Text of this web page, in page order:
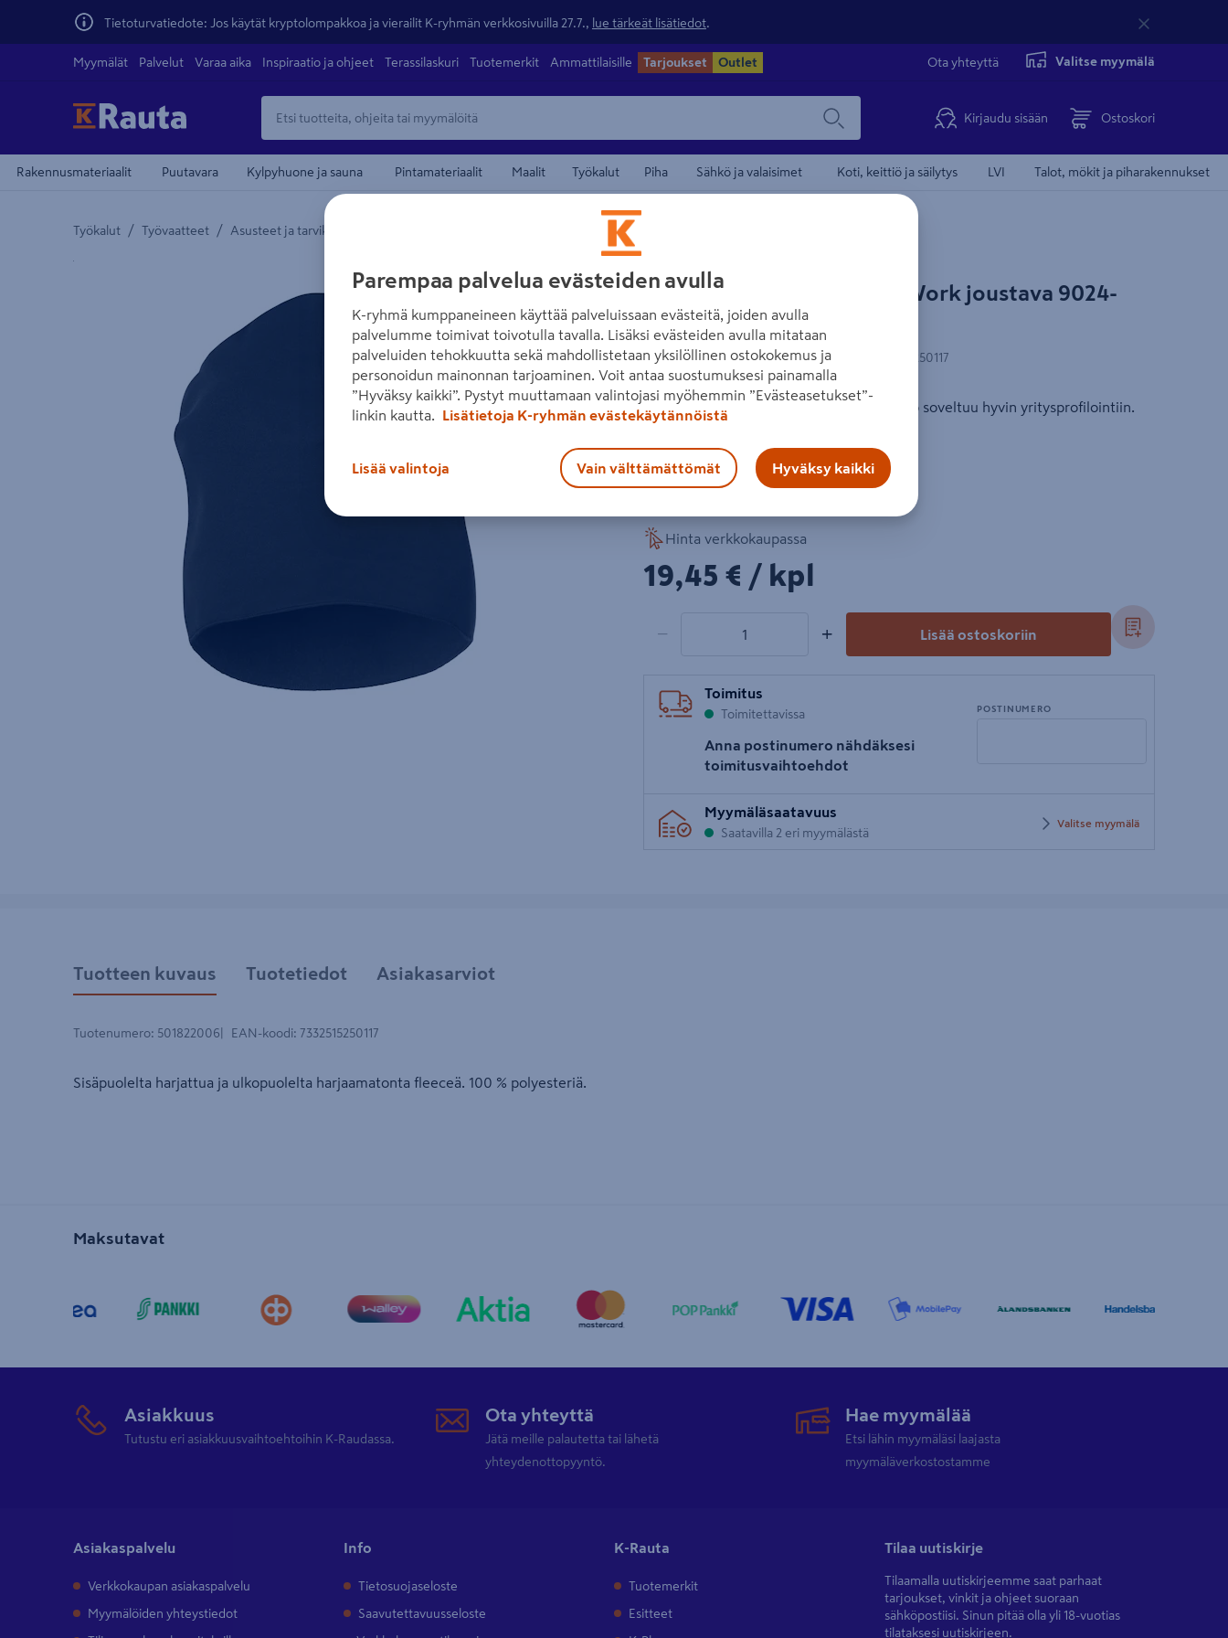
Tietoturvatiedote: Jos käytät kryptolompakkoa ja vierailit K-ryhmän verkkosivuilla 27.7., lue tärkeät lisätiedot
Myymälät Palvelut Varaa aika Inspiraatio ja ohjeet Terassilaskuri Tuotemerkit Ammattilaisille Tarjoukset Outlet Ota yhteyttä Valitse myymälä
Kirjaudu sisään Ostoskori
Rakennusmateriaalit Puutavara Kylpyhuone ja sauna Pintamateriaalit Maalit Työkalut Piha Sähkö ja valaisimet Koti, keittiö ja säilytys LVI Talot, mökit ja piharakennukset
Työkalut / Työvaatteet / Asusteet ja tarvikkeet
Yksityiskohtainen kuvaus löytyy Tuotteen kuvaus -maamerkistä
Fleecepipo Snickers FlexiWork joustava 9024-
9500 sininen One Size
Tuotenumero: 501822006 EAN-koodi 7332515250117
Yksivärinen, pehmeä ja mukava fleecepipo soveltuu hyvin yritysprofilointiin.
100 % polyesteriä
Lue koko tuotekuvaus
Hinta verkkokaupassa
19,45€/kpl
19,45 € / kpl
− + Lisää ostoskoriin
Toimitus
Toimitettavissa
Anna postinumero nähdäksesi
toimitusvaihtoehdot
POSTINUMERO
postinumero
Myymäläsaatavuus
Saatavilla 2 eri myymälästä
Valitse myymälä
Tuotteen kuvaus Tuotetiedot Asiakasarviot
Tuotenumero: 501822006 EAN-koodi: 7332515250117
Sisäpuolelta harjattua ja ulkopuolelta harjaamatonta fleeceä. 100 % polyesteriä.
Maksutavat
Asiakkuus
Tutustu eri asiakkuusvaihtoehtoihin K-Raudassa.
Ota yhteyttä
Jätä meille palautetta tai lähetä
yhteydenottopyyntö.
Hae myymälää
Etsi lähin myymäläsi laajasta
myymäläverkostostamme
Asiakaspalvelu
Verkkokaupan asiakaspalvelu
Myymälöiden yhteystiedot
Info
Tietosuojaseloste
Saavutettavuusseloste
K-Rauta
Tuotemerkit
Esitteet
Tilaa uutiskirje
Tilaamalla uutiskirjeemme saat parhaat
tarjoukset, vinkit ja ohjeet suoraan
sähköpostiisi. Sinun pitää olla yli 18-vuotias
tilataksesi uutiskirjeen.
Parempaa palvelua evästeiden avulla
K-ryhmä kumppaneineen käyttää palveluissaan evästeitä, joiden avulla
palvelumme toimivat toivotulla tavalla. Lisäksi evästeiden avulla mitataan
palveluiden tehokkuutta sekä mahdollistetaan yksilöllinen ostokokemus ja
personoidun mainonnan tarjoaminen. Voit antaa suostumuksesi painamalla
”Hyväksy kaikki”. Pystyt muuttamaan valintojasi myöhemmin ”Evästeasetukset”-
linkin kautta.
Lisätietoja K-ryhmän evästekäytännöistä
Lisää valintoja Vain välttämättömät Hyväksy kaikki